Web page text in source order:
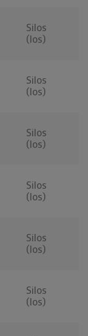
Silos
(los)
Silos
(los)
Silos
(los)
Silos
(los)
Silos
(los)
Silos
(los)